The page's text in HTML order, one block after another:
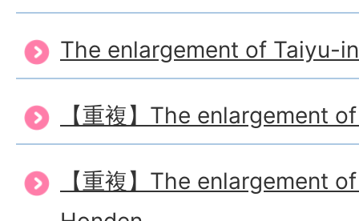
The enlargement of Taiyu-
【重複】The enlargement
【重複】The enlargement